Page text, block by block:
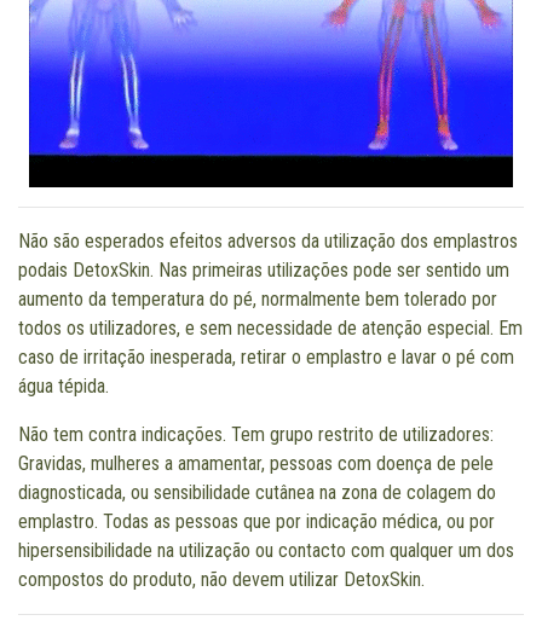
Não são esperados efeitos adversos da utilização dos emplastros
podais DetoxSkin. Nas primeiras utilizações pode ser sentido um
aumento da temperatura do pé, normalmente bem tolerado por
todos os utilizadores, e sem necessidade de atenção especial. Em
caso de irritação inesperada, retirar o emplastro e lavar o pé com
água tépida.
Não tem contra indicações. Tem grupo restrito de utilizadores:
Gravidas, mulheres a amamentar, pessoas com doença de pele
diagnosticada, ou sensibilidade cutânea na zona de colagem do
emplastro. Todas as pessoas que por indicação médica, ou por
hipersensibilidade na utilização ou contacto com qualquer um dos
compostos do produto, não devem utilizar DetoxSkin.